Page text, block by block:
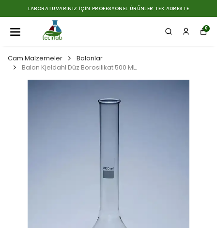
LABORATUVARINIZ İÇIN PROFESYONEL ÜRÜNLER TEK ADRESTE
0
Cam Malzemeler
Balonlar
Balon Kjeldahl Düz Borosilikat 500 ML.